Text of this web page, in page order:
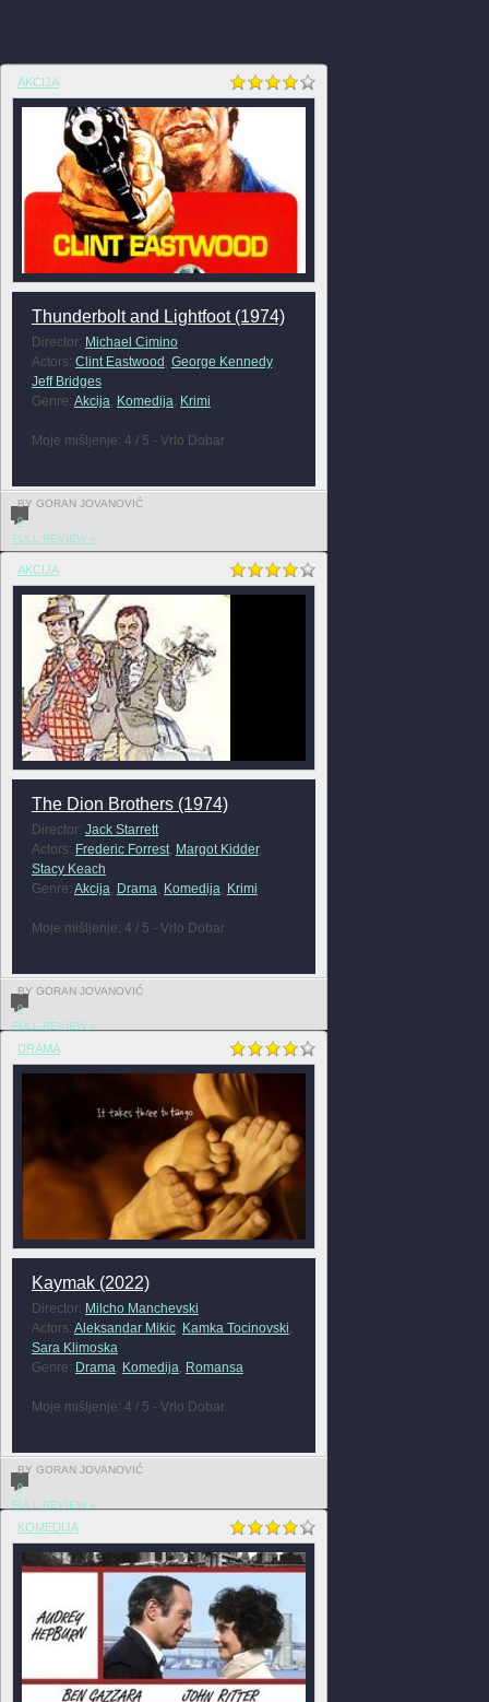
AKCIJA
Thunderbolt and Lightfoot (1974)
Director: Michael Cimino
Actors: Clint Eastwood , George Kennedy,
Jeff Bridges
Genre: Akcija, Komedija, Krimi
Moje mišljenje: 4 / 5 - Vrlo Dobar
BY GORAN JOVANOVIĆ
0
FULL REVIEW »
AKCIJA
The Dion Brothers (1974)
Director: Jack Starrett
Actors: Frederic Forrest, Margot Kidder,
Stacy Keach
Genre: Akcija, Drama, Komedija, Krimi
Moje mišljenje: 4 / 5 - Vrlo Dobar
BY GORAN JOVANOVIĆ
0
FULL REVIEW »
DRAMA
Kaymak (2022)
Director: Milcho Manchevski
Actors: Aleksandar Mikic, Kamka Tocinovski,
Sara Klimoska
Genre: Drama, Komedija, Romansa
Moje mišljenje: 4 / 5 - Vrlo Dobar
BY GORAN JOVANOVIĆ
0
FULL REVIEW »
KOMEDIJA